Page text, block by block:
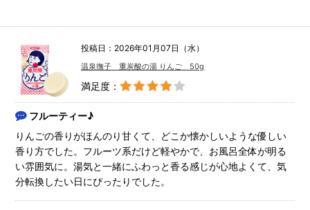
投稿日：2026年01月07日（水）
温泉撫子 重炭酸の湯 りんご 50g
満足度：
フルーティー♪
りんごの香りがほんのり甘くて、どこか懐かしいような優しい
香り方でした。フルーツ系だけど軽やかで、お風呂全体が明る
い雰囲気に。湯気と一緒にふわっと香る感じが心地よくて、気
分転換したい日にぴったりでした。